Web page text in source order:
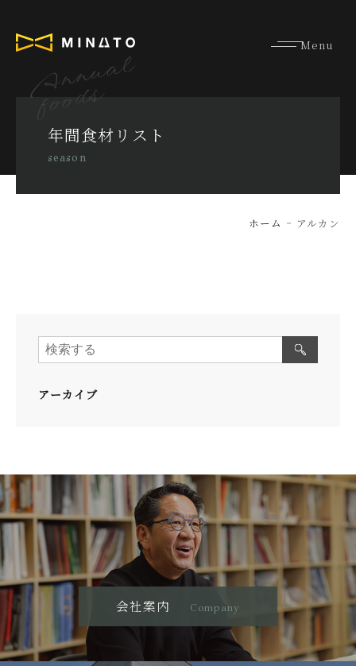
年間食材リスト
season
Annual
foods
ホーム アルカン
アーカイブ
会社案内 Company